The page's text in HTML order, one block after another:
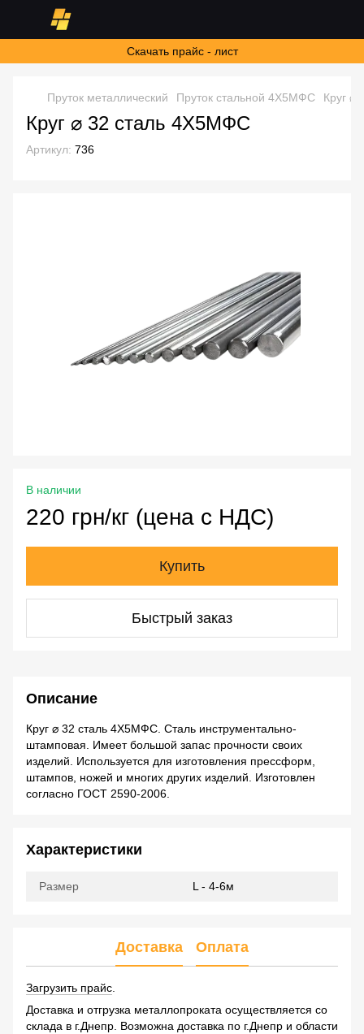
Скачать прайс - лист
Пруток металлический Пруток стальной 4Х5МФС Круг ⌀
Круг ⌀ 32 сталь 4Х5МФС
Артикул: 736
В наличии
220 грн/кг (цена с НДС)
Купить
Быстрый заказ
Описание
Круг ⌀ 32 сталь 4Х5МФС. Сталь инструментально-
штамповая. Имеет большой запас прочности своих
изделий. Используется для изготовления прессформ,
штампов, ножей и многих других изделий. Изготовлен
согласно ГОСТ 2590-2006.
Характеристики
Размер L - 4-6м
Доставка Оплата
Загрузить прайс
Доставка и отгрузка металлопроката осуществляется со
склада в г.Днепр. Возможна доставка по г.Днепр и области